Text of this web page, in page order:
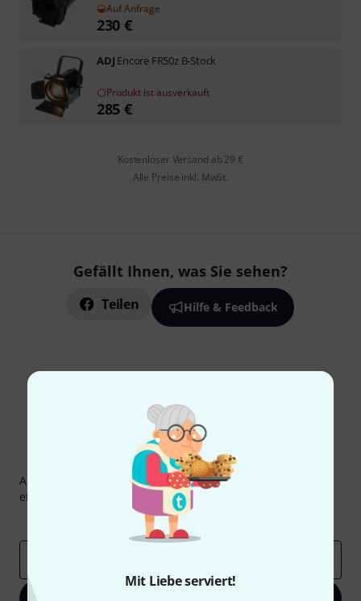
Mit Liebe serviert!
Auf Anfrage
230 €
ADJ Encore FR50z B-Stock
Produkt ist ausverkauft
285 €
Kostenloser Versand ab 29 €
Alle Preise inkl. MwSt.
Gefällt Ihnen, was Sie sehen?
Teilen Hilfe & Feedback
Thomann Newsletter
Abonniere den Thomann Newsletter und gewinne mit
etwas Glück einen von
50 Gutscheinen
Inspirierende Beiträge
Deals